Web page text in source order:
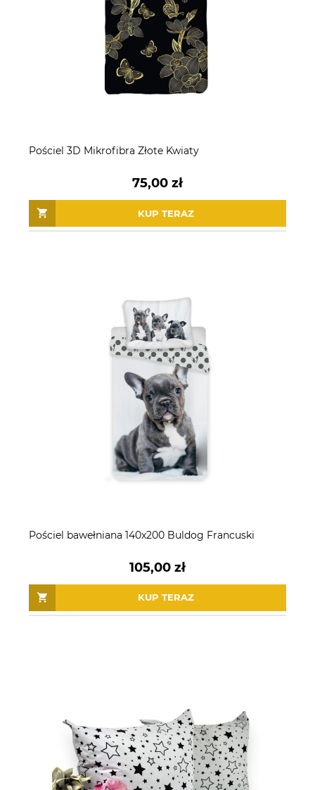
Pościel 3D Mikrofibra Złote Kwiaty
75,00 zł
KUP TERAZ
Pościel bawełniana 140x200 Buldog Francuski
105,00 zł
KUP TERAZ